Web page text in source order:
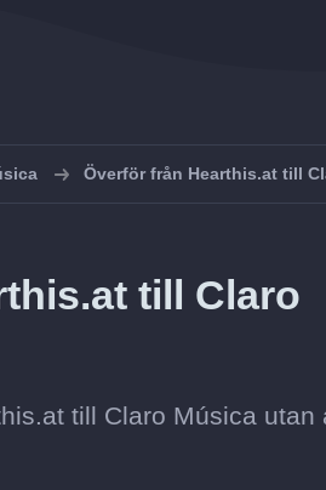
Överför från Hearthis.at till
till Claro
till Claro Música utan